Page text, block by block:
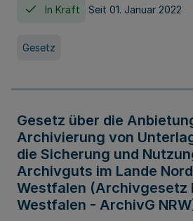
In Kraft Seit 01. Januar 2022
Gesetz
Gesetz über die
Archivierung von
die Sicherung und
Archivguts im Lande
Westfalen (Archivgesetz
Westfalen - ArchivG